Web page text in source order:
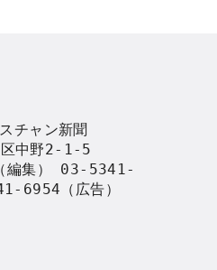
チャン新聞
中野2-1-5
集） 03-5341-
6954（広告）